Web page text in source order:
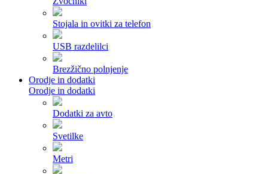
Stojala in ovitki za telefon
USB razdelilci
Brezžično polnjenje
Orodje in dodatki
Orodje in dodatki
Dodatki za avto
Svetilke
Metri